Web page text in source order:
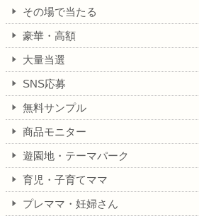
その場で当たる
豪華・高額
大量当選
SNS応募
無料サンプル
商品モニター
遊園地・テーマパーク
育児・子育てママ
プレママ・妊婦さん